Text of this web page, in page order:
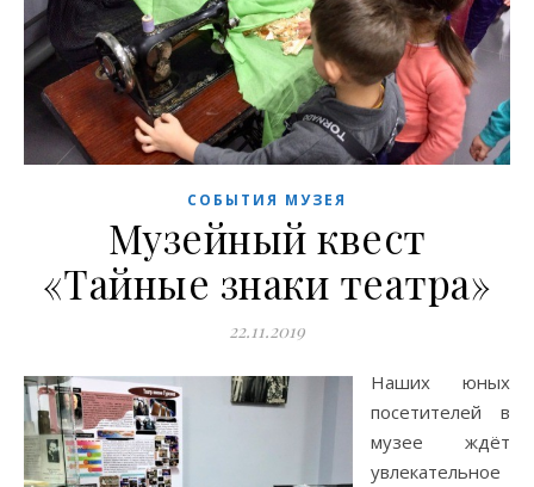
СОБЫТИЯ МУЗЕЯ
Музейный квест
«Тайные знаки театра»
22.11.2019
Наших юных
посетителей в
музее ждёт
увлекательное